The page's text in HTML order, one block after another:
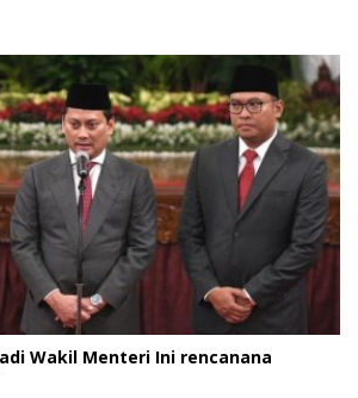
Wakil Menteri Ini rencanana